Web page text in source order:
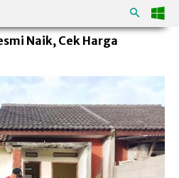
Naik, Cek Harga